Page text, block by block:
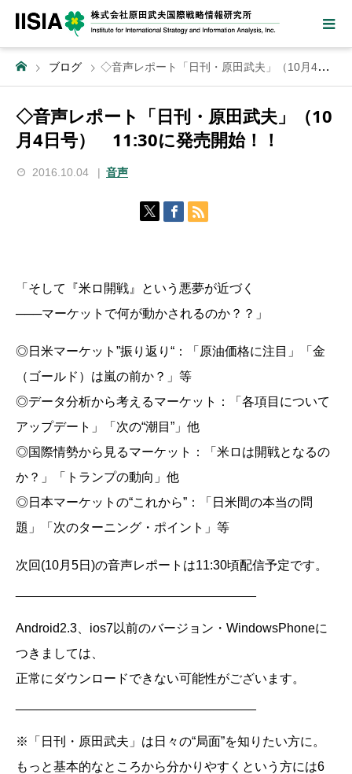
ブログ ◇音声レポート「日刊・原田武夫」（10月4日号） 11:30に発売開始！！
◇音声レポート「日刊・原田武夫」（10
月4日号） 11:30に発売開始！！
2016.10.04 音声
「そして『米ロ開戦』という悪夢が近づく
───マーケットで何が動かされるのか？？」
◎日米マーケット”振り返り“：「原油価格に注目」「金
（ゴールド）は嵐の前か？」等
◎データ分析から考えるマーケット：「各項目について
アップデート」「次の“潮目”」他
◎国際情勢から見るマーケット：「米ロは開戦となるの
か？」「トランプの動向」他
◎日本マーケットの“これから”：「日米間の本当の問
題」「次のターニング・ポイント」等
次回(10月5日)の音声レポートは11:30頃配信予定です。
Android2.3、ios7以前のバージョン・WindowsPhoneに
つきましては、
正常にダウンロードできない可能性がございます。
※「日刊・原田武夫」は日々の“局面”を知りたい方に。
もっと基本的なところから分かりやすくという方には6